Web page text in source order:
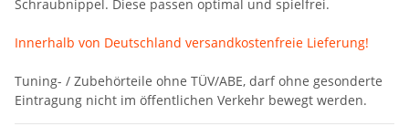
Schraubnippel. Diese passen optimal und spielfrei.
Innerhalb von Deutschland versandkostenfreie Lieferung!
Tuning- / Zubehörteile ohne TÜV/ABE, darf ohne gesonderte
Eintragung nicht im öffentlichen Verkehr bewegt werden.